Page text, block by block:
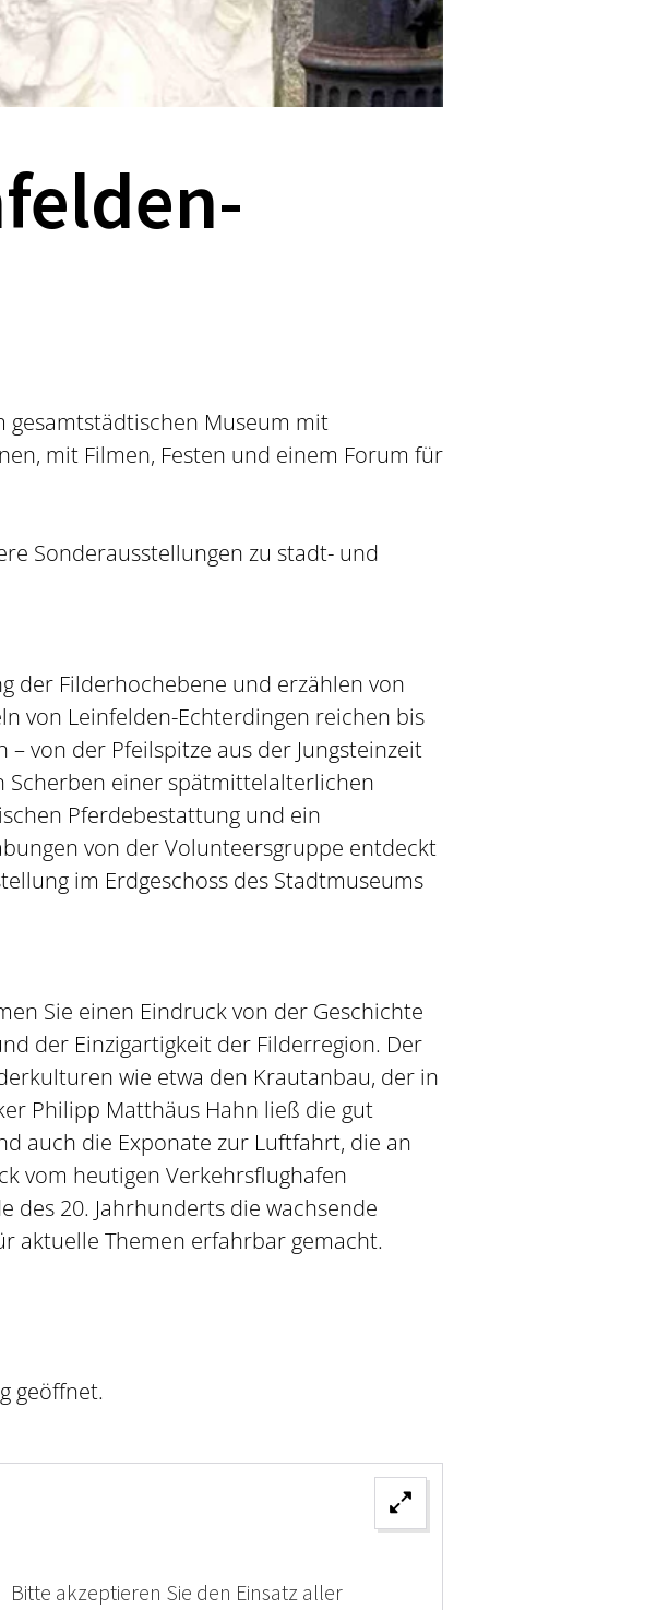
gesamtstädtischen Museum mit
mit Filmen, Festen und einem Forum für
Sonderausstellungen zu stadt- und
der Filderhochebene und erzählen von
von Leinfelden-Echterdingen reichen bis
von der Pfeilspitze aus der Jungsteinzeit
Scherben einer spätmittelalterlichen
Pferdebestattung und ein
von der Volunteersgruppe entdeckt
im Erdgeschoss des Stadtmuseums
Sie einen Eindruck von der Geschichte
der Einzigartigkeit der Filderregion. Der
wie etwa den Krautanbau, der in
Philipp Matthäus Hahn ließ die gut
auch die Exponate zur Luftfahrt, die an
vom heutigen Verkehrsflughafen
des 20. Jahrhunderts die wachsende
aktuelle Themen erfahrbar gemacht.
geöffnet.
Bitte akzeptieren Sie den Einsatz aller